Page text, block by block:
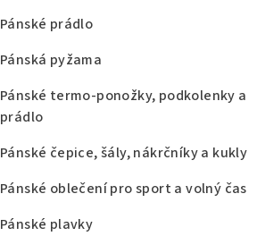
Pánské prádlo
Pánská pyžama
Pánské termo-ponožky, podkolenky a
prádlo
Pánské čepice, šály, nákrčníky a kukly
Pánské oblečení pro sport a volný čas
Pánské plavky